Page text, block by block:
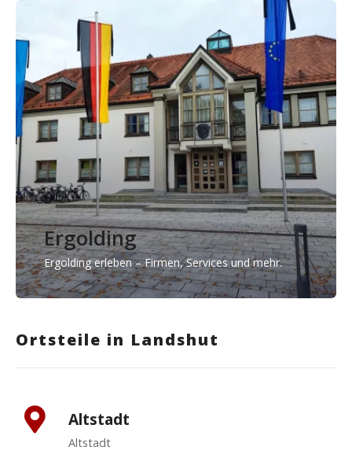
Ergolding
Ergolding erleben – Firmen, Services und mehr.
Ortsteile in Landshut
Altstadt
Altstadt